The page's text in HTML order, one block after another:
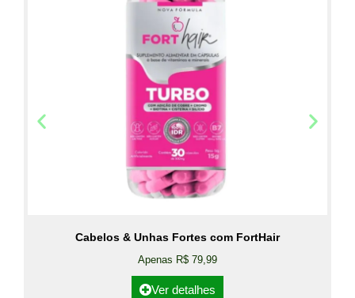
Cabelos & Unhas Fortes com FortHair
Apenas R$ 79,99
Ver detalhes